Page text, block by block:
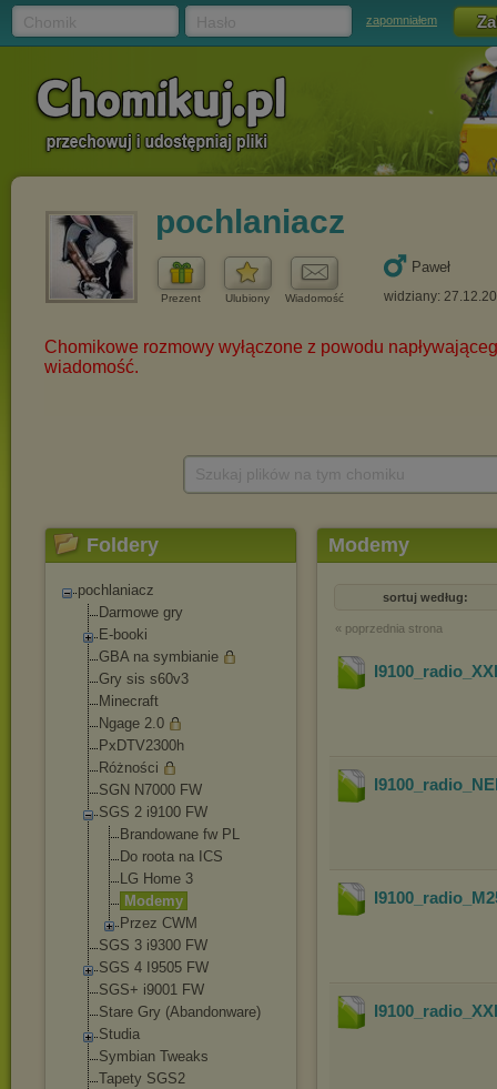
zapomniałem
pochlaniacz
Prezent Ulubiony Wiadomość
Paweł
widziany:
Foldery
pochlaniacz
Darmowe gry
E-booki
GBA na symbianie
Gry sis s60v3
Minecraft
Ngage 2.0
PxDTV2300h
Różności
SGN N7000 FW
SGS 2 i9100 FW
Brandowane fw PL
Do roota na ICS
LG Home 3
Modemy
Przez CWM
SGS 3 i9300 FW
SGS 4 I9505 FW
SGS+ i9001 FW
Stare Gry (Abandonware)
Studia
Symbian Tweaks
Tapety SGS2
Modemy
sortuj według:
« poprzednia strona